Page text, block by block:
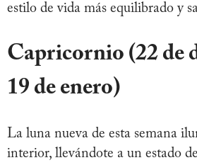
estilo de vida más equilibrado y
Capricornio (22 de
19 de enero)
La luna nueva de esta semana
interior, llevándote a un estado